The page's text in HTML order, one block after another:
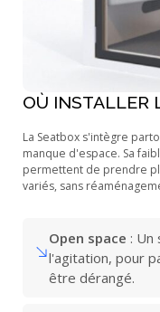
OÙ INSTALLER
La Seatbox s'intègre
manque d'espace. Sa
permettent de prendre
variés, sans
Open space : Un
l'agitation, pour
être dérangé.